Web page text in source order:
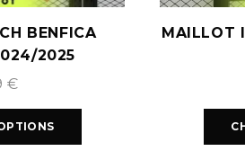
BENFICA
2025
€
MAILLOT